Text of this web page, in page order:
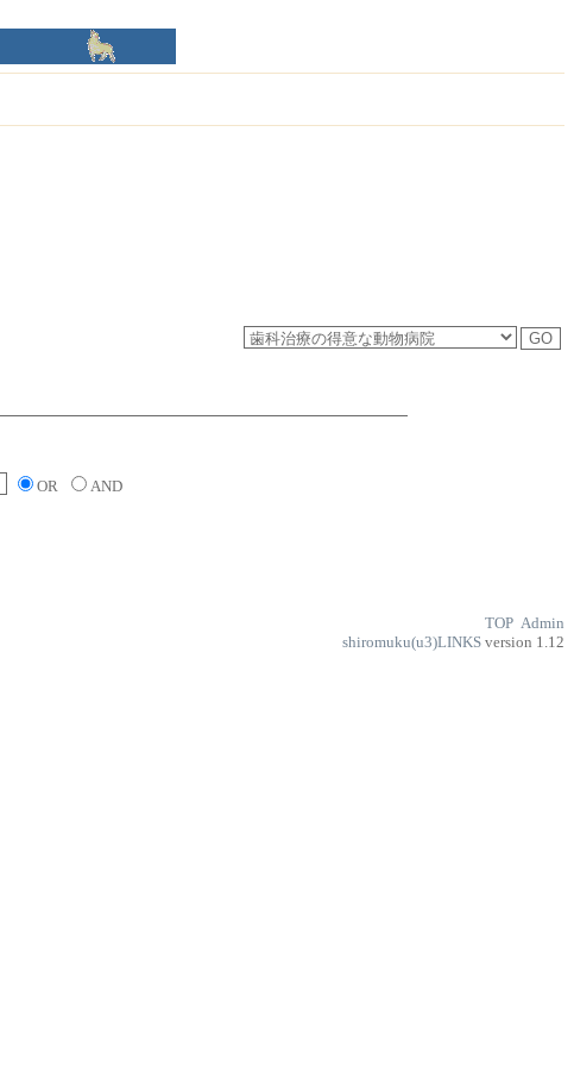
OR
AND
TOP Admin
shiromuku(u3)LINKS version 1.12